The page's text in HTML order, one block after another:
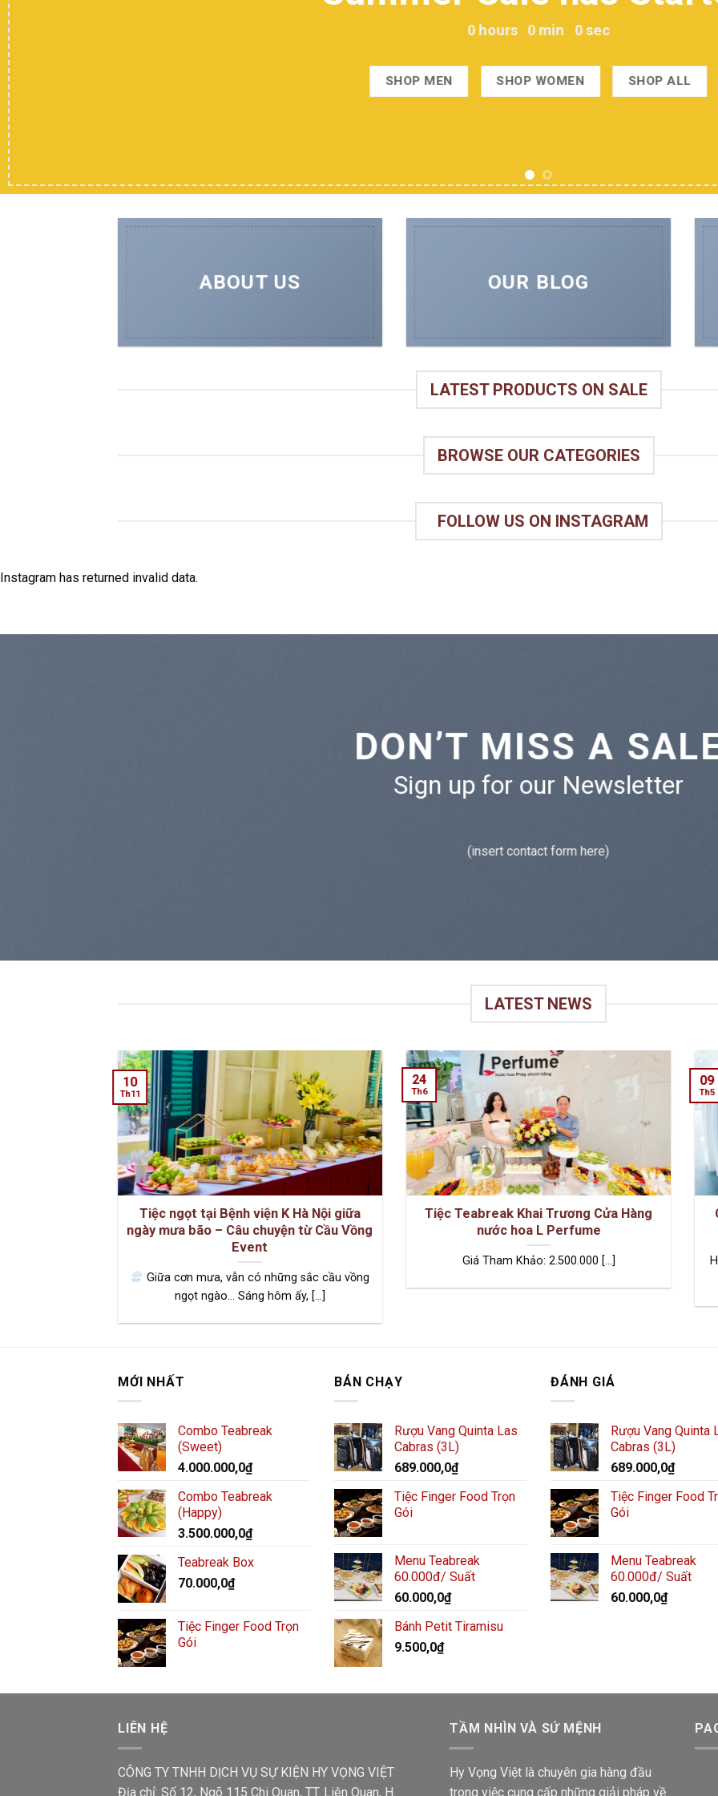
ABOUT US OUR BLOG
LATEST PRODUCTS ON SALE
BROWSE OUR CATEGORIES
FOLLOW US ON INSTAGRAM
Instagram has returned invalid data.
DON’T MISS A
Sign up for our Newsletter
(insert contact form here)
LATEST NEWS
Tiệc ngọt tại Bệnh viện K Hà Nội giữa
ngày mưa bão – Câu chuyện từ Cầu Vồng
Event
Giữa cơn mưa, vẫn có những sắc cầu vồng
ngọt ngào… Sáng hôm ấy, [...]
10
Th11
Tiệc Teabreak Khai Trương Cửa Hàng
nước hoa L Perfume
Giá Tham Khảo: 2.500.000 [...]
24
Th6
09
Th5
MỚI NHẤT
Combo Teabreak
(Sweet)
4.000.000,0₫
Combo Teabreak
(Happy)
3.500.000,0₫
Teabreak Box
70.000,0₫
Tiệc Finger Food Trọn
Gói
BÁN CHẠY
Rượu Vang Quinta Las
Cabras (3L)
689.000,0₫
Tiệc Finger Food Trọn
Gói
Menu Teabreak
60.000đ/ Suất
60.000,0₫
Bánh Petit Tiramisu
9.500,0₫
ĐÁNH GIÁ
Rượu Vang Quinta
Cabras (3L)
689.000,0₫
Tiệc Finger Food
Gói
Menu Teabreak
60.000đ/ Suất
60.000,0₫
LIÊN HỆ
CÔNG TY TNHH DỊCH VỤ SỰ KIỆN HY VỌNG VIỆT
Địa chỉ: Số 12, Ngõ 115 Chi Quan, TT. Liên Quan, H.
TẦM NHÌN VÀ SỨ MỆNH
Hy Vọng Việt là chuyên gia hàng đầu
trong việc cung cấp những giải pháp về